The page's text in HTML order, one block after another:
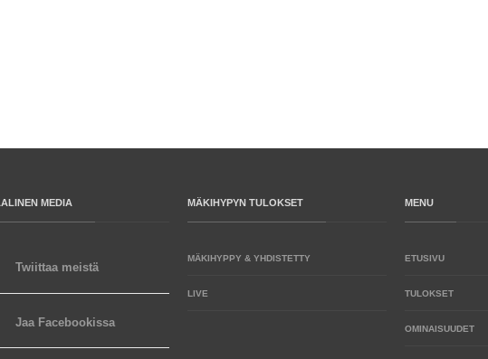
MEDIA
Twiittaa meistä
Jaa Facebookissa
MÄKIHYPYN TULOKSET
MÄKIHYPPY & YHDISTETTY
LIVE
MENU
ETUSIVU
TULOKSET
OMINAISUUDET